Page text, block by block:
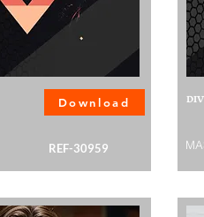
Download
REF-30959